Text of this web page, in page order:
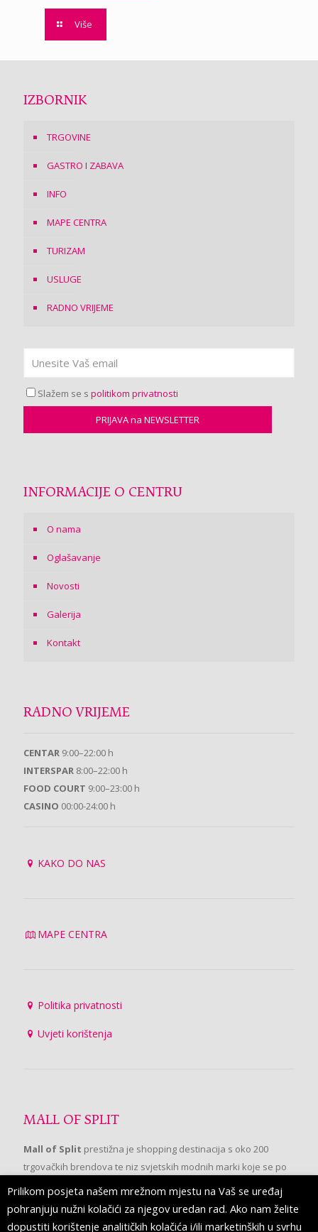
Više
IZBORNIK
TRGOVINE
GASTRO I ZABAVA
INFO
MAPE CENTRA
TURIZAM
USLUGE
RADNO VRIJEME
Slažem se s politikom privatnosti
INFORMACIJE O CENTRU
O nama
Oglašavanje
Novosti
Galerija
Kontakt
RADNO VRIJEME
CENTAR 9:00–22:00 h
INTERSPAR 8:00–22:00 h
FOOD COURT 9:00–23:00 h
CASINO 00:00-24:00 h
KAKO DO NAS
MAPE CENTRA
Politika privatnosti
Uvjeti korištenja
MALL OF SPLIT
Mall of Split prestižna je shopping destinacija s oko 200
trgovačkih brendova te niz svjetskih modnih marki koje se po
prvi put pojavljuju u Splitu.
Prilikom posjeta našem mrežnom mjestu na Vaš se uređaj
pohranjuju nužni kolačići za njegov uredan rad. Ako nam želite
dopustiti korištenje analitičkih kolačića i/ili marketinških u svrhu